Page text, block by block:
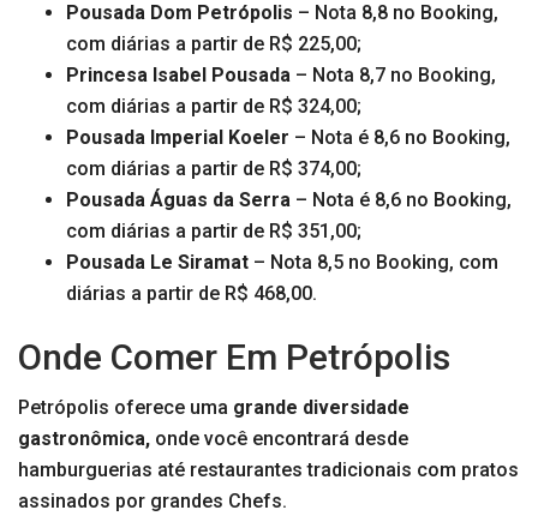
Pousada Dom Petrópolis – Nota 8,8 no Booking,
com diárias a partir de R$ 225,00;
Princesa Isabel Pousada – Nota 8,7 no Booking,
com diárias a partir de R$ 324,00;
Pousada Imperial Koeler – Nota é 8,6 no Booking,
com diárias a partir de R$ 374,00;
Pousada Águas da Serra – Nota é 8,6 no Booking,
com diárias a partir de R$ 351,00;
Pousada Le Siramat – Nota 8,5 no Booking, com
diárias a partir de R$ 468,00.
Onde Comer Em Petrópolis
Petrópolis oferece uma grande diversidade
gastronômica, onde você encontrará desde
hamburguerias até restaurantes tradicionais com pratos
assinados por grandes Chefs.